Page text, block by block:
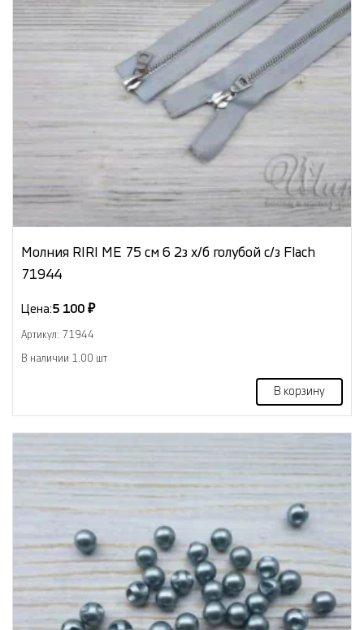
Молния RIRI МЕ 75 см 6 2з х/б голубой с/з Flach
71944
Цена:5 100 ₽
Артикул: 71944
В наличии 1.00 шт
В корзину